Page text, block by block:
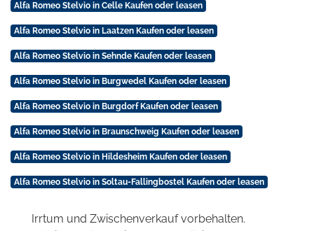
Alfa Romeo Stelvio in Celle Kaufen oder leasen
Alfa Romeo Stelvio in Laatzen Kaufen oder leasen
Alfa Romeo Stelvio in Sehnde Kaufen oder leasen
Alfa Romeo Stelvio in Burgwedel Kaufen oder leasen
Alfa Romeo Stelvio in Burgdorf Kaufen oder leasen
Alfa Romeo Stelvio in Braunschweig Kaufen oder leasen
Alfa Romeo Stelvio in Hildesheim Kaufen oder leasen
Alfa Romeo Stelvio in Soltau-Fallingbostel Kaufen oder leasen
Irrtum und Zwischenverkauf vorbehalten.